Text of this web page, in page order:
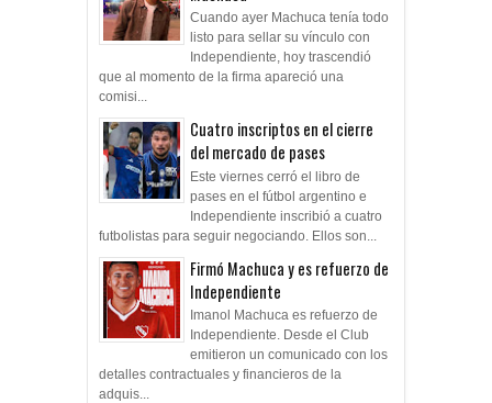
Cuando ayer Machuca tenía todo
listo para sellar su vínculo con
Independiente, hoy trascendió
que al momento de la firma apareció una
comisi...
Cuatro inscriptos en el cierre
del mercado de pases
Este viernes cerró el libro de
pases en el fútbol argentino e
Independiente inscribió a cuatro
futbolistas para seguir negociando. Ellos son...
Firmó Machuca y es refuerzo de
Independiente
Imanol Machuca es refuerzo de
Independiente. Desde el Club
emitieron un comunicado con los
detalles contractuales y financieros de la
adquis...